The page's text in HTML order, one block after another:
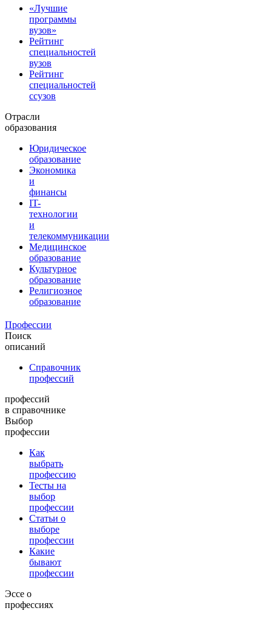
«Лучшие
программы
вузов»
Рейтинг
специальностей
вузов
Рейтинг
специальностей
ссузов
Отрасли
образования
Юридическое
образование
Экономика
и
финансы
IT-
технологии
и
телекоммуникации
Медицинское
образование
Культурное
образование
Религиозное
образование
Профессии
Поиск
описаний
Справочник
профессий
профессий
в справочнике
Выбор
профессии
Как
выбрать
профессию
Тесты на
выбор
профессии
Статьи о
выборе
профессии
Какие
бывают
профессии
Эссе о
профессиях